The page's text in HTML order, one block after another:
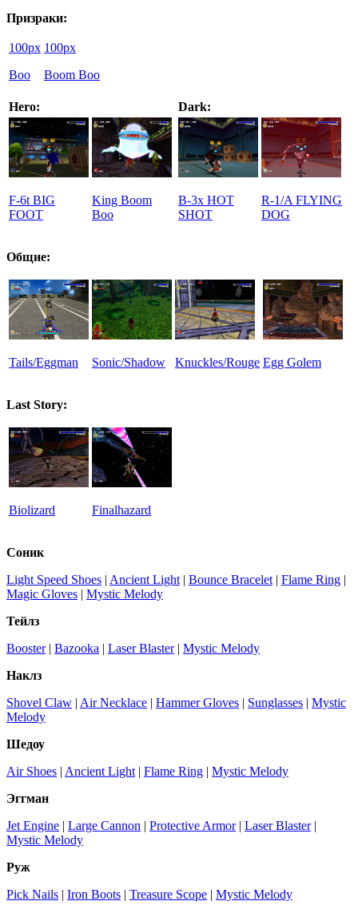
Призраки:
100px
Boo
100px
Boom Boo
Hero: Dark:
F-6t BIG
FOOT
King Boom
Boo
B-3x HOT
SHOT
R-1/A FLYING
DOG
Общие:
Tails/Eggman Sonic/Shadow Knuckles/Rouge Egg Golem
Last Story:
Biolizard Finalhazard
Соник
Light Speed Shoes | Ancient Light | Bounce Bracelet | Flame Ring |
Magic Gloves | Mystic Melody
Тейлз
Booster| Bazooka | Laser Blaster| Mystic Melody
Наклз
Shovel Claw | Air Necklace | Hammer Gloves | Sunglasses | Mystic
Melody
Шедоу
Air Shoes | Ancient Light | Flame Ring | Mystic Melody
Эггман
Jet Engine | Large Cannon | Protective Armor| Laser Blaster|
Mystic Melody
Руж
Pick Nails | Iron Boots | Treasure Scope | Mystic Melody